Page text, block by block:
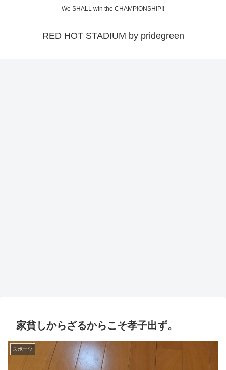
We SHALL win the CHAMPIONSHIP!!
RED HOT STADIUM by pridegreen
家貧しからざるからこそ孝子出ず。
スポーツ